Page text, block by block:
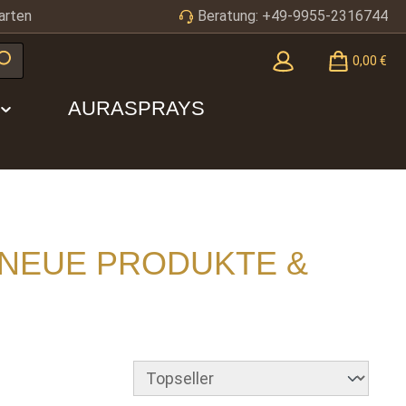
Beratung: +49-9955-2316744
0,00 €
AURASPRAYS
PRODUKTE &